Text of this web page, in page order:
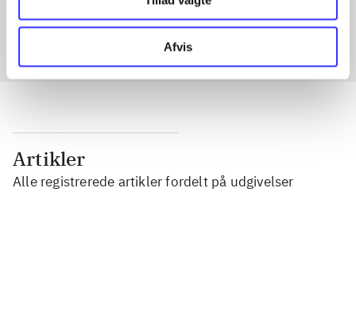
Afvis
Artikler
Alle registrerede artikler fordelt på udgivelser